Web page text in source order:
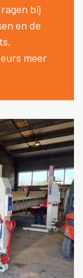
bij
en de
meer